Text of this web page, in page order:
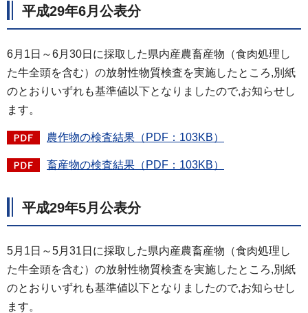
平成29年6月公表分
6月1日～6月30日に採取した県内産農畜産物（食肉処理し
た牛全頭を含む）の放射性物質検査を実施したところ,別紙
のとおりいずれも基準値以下となりましたので,お知らせし
ます。
農作物の検査結果（PDF：103KB）
畜産物の検査結果（PDF：103KB）
平成29年5月公表分
5月1日～5月31日に採取した県内産農畜産物（食肉処理し
た牛全頭を含む）の放射性物質検査を実施したところ,別紙
のとおりいずれも基準値以下となりましたので,お知らせし
ます。